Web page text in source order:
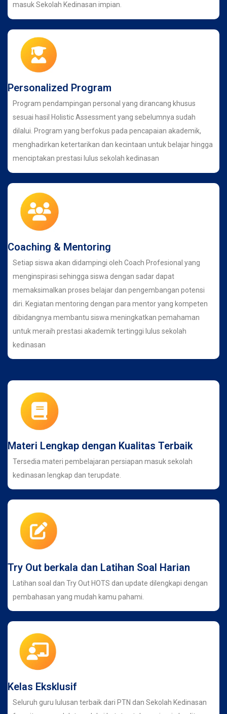
masuk Sekolah Kedinasan impian.
Personalized Program
Program pendampingan personal yang dirancang khusus
sesuai hasil Holistic Assessment yang sebelumnya sudah
dilalui. Program yang berfokus pada pencapaian akademik,
menghadirkan ketertarikan dan kecintaan untuk belajar hingga
menciptakan prestasi lulus sekolah kedinasan
Coaching & Mentoring
Setiap siswa akan didampingi oleh Coach Profesional yang
menginspirasi sehingga siswa dengan sadar dapat
memaksimalkan proses belajar dan pengembangan potensi
diri. Kegiatan mentoring dengan para mentor yang kompeten
dibidangnya membantu siswa meningkatkan pemahaman
untuk meraih prestasi akademik tertinggi lulus sekolah
kedinasan
Materi Lengkap dengan Kualitas Terbaik
Tersedia materi pembelajaran persiapan masuk sekolah
kedinasan lengkap dan terupdate.
Try Out berkala dan Latihan Soal Harian
Latihan soal dan Try Out HOTS dan update dilengkapi dengan
pembahasan yang mudah kamu pahami.
Kelas Eksklusif
Seluruh guru lulusan terbaik dari PTN dan Sekolah Kedinasan